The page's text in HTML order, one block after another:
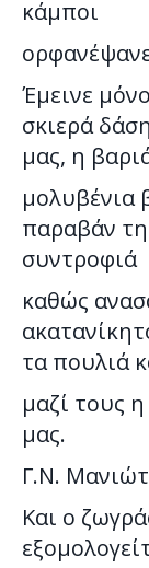
κάμποι
Έμεινε
σκιερά
μας, η
μολυβένια
παραβάν
συντροφιά
καθώς
τα πουλιά
μαζί τους
μας.
Γ.Ν.
Και ο